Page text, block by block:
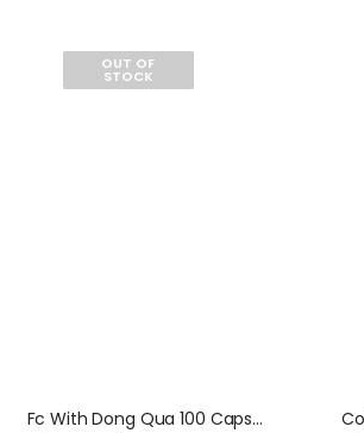
OUT OF
STOCK
Fc With Dong Qua 100 Capsulas Natures Sunshine